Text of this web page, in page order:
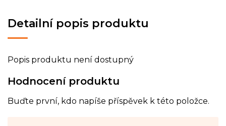
Detailní popis produktu
Popis produktu není dostupný
Hodnocení produktu
Buďte první, kdo napíše příspěvek k této položce.